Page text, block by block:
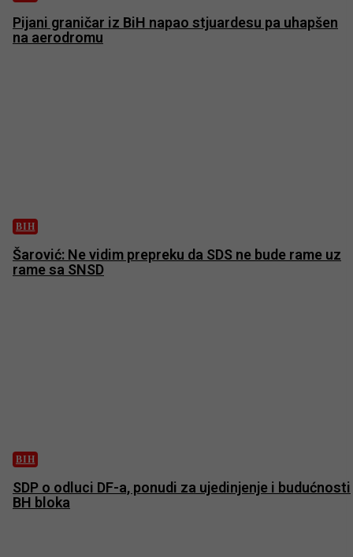
Pijani graničar iz BiH napao stjuardesu pa uhapšen
na aerodromu
BIH
Šarović: Ne vidim prepreku da SDS ne bude rame uz
rame sa SNSD
BIH
SDP o odluci DF-a, ponudi za ujedinjenje i budućnosti
BH bloka